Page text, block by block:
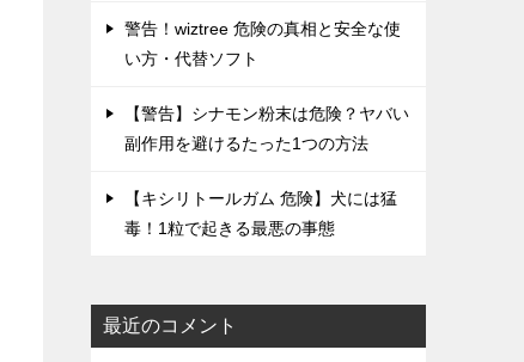
警告！wiztree 危険の真相と安全な使
い方・代替ソフト
【警告】シナモン粉末は危険？ヤバい
副作用を避けるたった1つの方法
【キシリトールガム 危険】犬には猛
毒！1粒で起きる最悪の事態
最近のコメント